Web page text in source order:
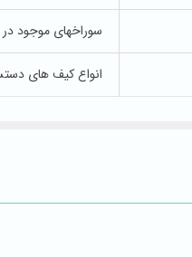
سوراخهای موجود
انواع کیف های